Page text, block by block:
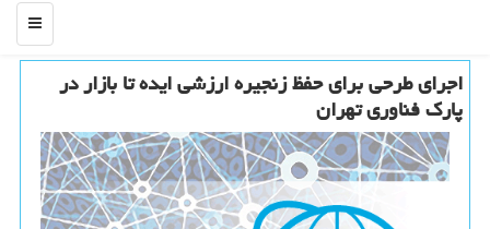
منو
اجرای طرحی برای حفظ زنجیره ارزشی ایده تا بازار در
پارك فناوری تهران